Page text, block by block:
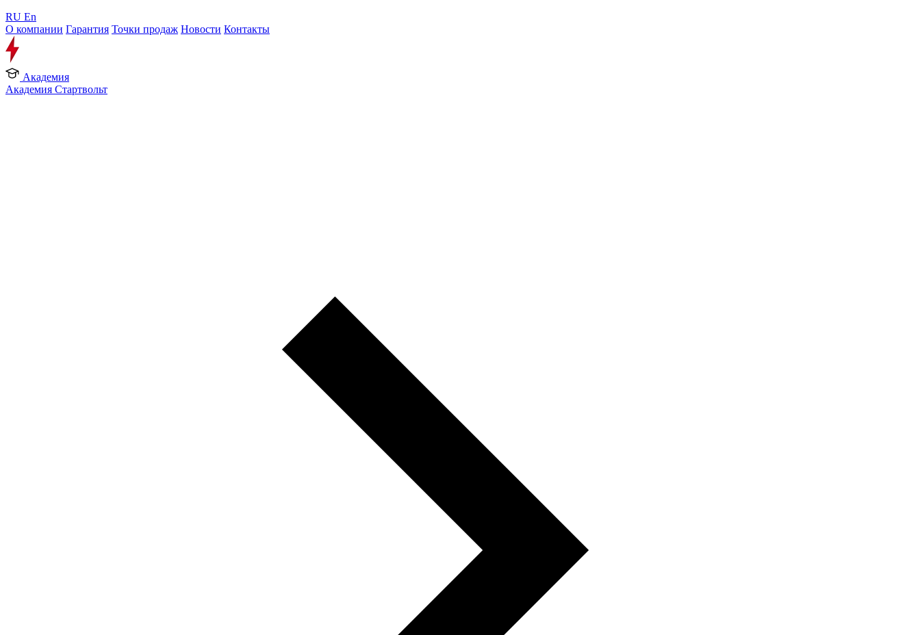
RU En
О компании Гарантия Точки продаж Новости Контакты
Академия
Академия Стартвольт